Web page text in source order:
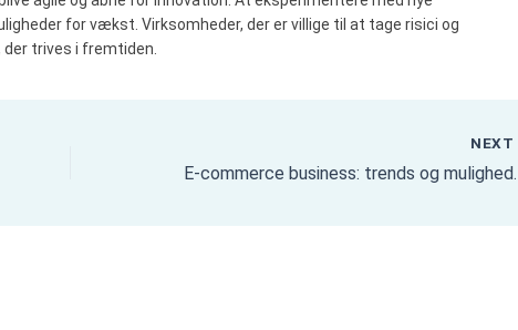
for vækst. Virksomheder, der er villige til at tage risici og
trives i fremtiden.
NEXT
E-commerce